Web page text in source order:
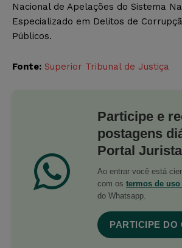
Nacional de Apelações do Sistema
Especializado em Delitos de
Públicos.
Fonte: Superior Tribunal de Justiça
Participe e
postagens
Portal
Ao entrar você está
com os termos de uso
do Whatsapp.
PARTICIPE DO